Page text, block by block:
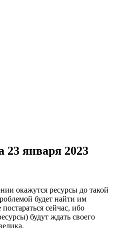
23 января 2023
окажутся ресурсы до такой
будет найти им
сейчас, ибо
будут ждать своего